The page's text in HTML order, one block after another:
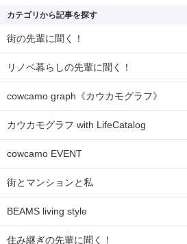
カテゴリから記事を探す
街の先輩に聞く！
リノベ暮らしの先輩に聞く！
cowcamo graph《カウカモグラフ》
カウカモグラフ with LifeCatalog
cowcamo EVENT
街とマンションと私
BEAMS living style
住み継ぎの先輩に聞く！